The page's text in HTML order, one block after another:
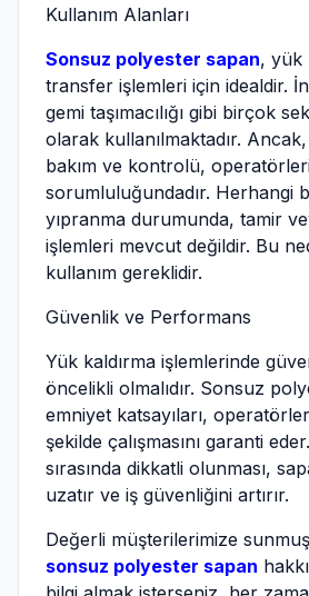
Kullanım Alanları
Sonsuz polyester sapan, yük
transfer işlemleri için idealdir.
gemi taşımacılığı gibi birçok
olarak kullanılmaktadır.
bakım ve kontrolü,
sorumluluğundadır. Herhangi
yıpranma durumunda, tamir
işlemleri mevcut değildir. Bu
kullanım gereklidir.
Güvenlik ve Performans
Yük kaldırma işlemlerinde
öncelikli olmalıdır. Sonsuz
emniyet katsayıları,
şekilde çalışmasını garanti
sırasında dikkatli olunması,
uzatır ve iş güvenliğini artırır.
Değerli müşterilerimize
sonsuz polyester sapan